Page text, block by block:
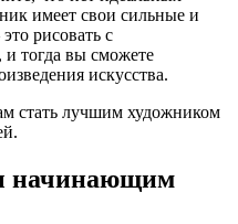
имеет свои сильные и
рисовать с
и тогда вы сможете
искусства.
стать лучшим художником
начинающим